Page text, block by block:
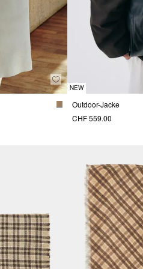
NEW
Outdoor-Jacke
CHF 559.00